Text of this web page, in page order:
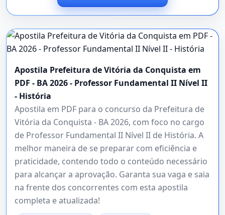
Apostila Prefeitura de Vitória da Conquista em
PDF - BA 2026 - Professor Fundamental II Nível II
- História
Apostila em PDF para o concurso da Prefeitura de
Vitória da Conquista - BA 2026, com foco no cargo
de Professor Fundamental II Nível II de História. A
melhor maneira de se preparar com eficiência e
praticidade, contendo todo o conteúdo necessário
para alcançar a aprovação. Garanta sua vaga e saia
na frente dos concorrentes com esta apostila
completa e atualizada!